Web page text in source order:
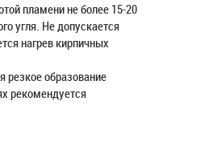
пламени не более 15-20
угля. Не допускается
нагрев кирпичных
резкое образование
рекомендуется